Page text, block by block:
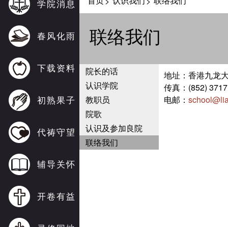
学院消息
春风化雨
下载资料
初熟果子
代祷守望
辅导关怀
开卷有益
联络我们
院长的话
认识学院
教职员
院歌
认识及参加良院
联络我们
地址：香港九龙
传真：(852)
电邮：